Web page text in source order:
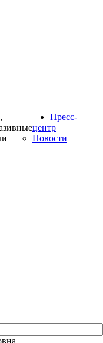
Пресс-
центр
Новости